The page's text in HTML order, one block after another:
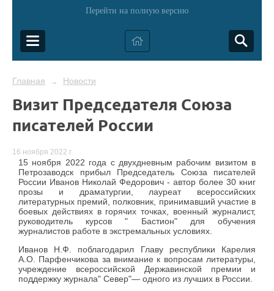
Перейти на полную версию
Главная → Новости
Визит Председателя Союза
писателей России
16 ноября 2022 г.
15 ноября 2022 года с двухдневным рабочим визитом в
Петрозаводск прибыл Председатель Союза писателей
России Иванов Николай Федорович - автор более 30 книг
прозы и драматургии, лауреат всероссийских
литературных премий, полковник, принимавший участие в
боевых действиях в горячих точках, военный журналист,
руководитель курсов " Бастион" для обучения
журналистов работе в экстремальных условиях.
Иванов Н.Ф. поблагодарил Главу республики Карелия
А.О. Парфенчикова за внимание к вопросам литературы,
учреждение всероссийской Державинской премии и
поддержку журнала" Север"— одного из лучших в России.